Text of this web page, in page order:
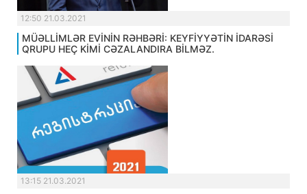
12:50 21.03.2021
MÜƏLLİMLƏR EVİNİN RƏHBƏRİ: KEYFİYYƏTİN İDARƏSİ
QRUPU HEÇ KİMİ CƏZALANDIRA BİLMƏZ.
13:15 21.03.2021